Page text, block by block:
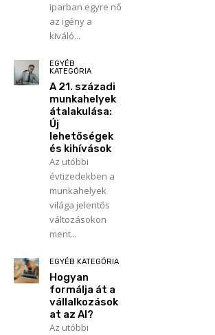
iparban egyre nő
az igény a
kiváló...
EGYÉB
KATEGÓRIA
A 21. századi
munkahelyek
átalakulása:
Új
lehetőségek
és kihívások
Az utóbbi
évtizedekben a
munkahelyek
világa jelentős
változásokon
ment...
EGYÉB KATEGÓRIA
Hogyan
formálja át a
vállalkozások
at az AI?
Az utóbbi